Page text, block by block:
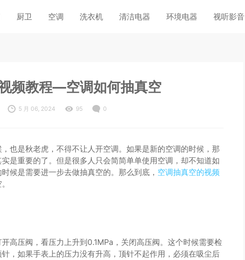
厨卫 空调 洗衣机 清洁电器 环境电器 视听影音
频教程—空调如何抽真空
5 月 06, 2024 95 0
也是秋老虎，不得不让人开空调。如果是新的空调的时候，那
是重要的了。但是很多人只会简简单单使用空调，却不知道如
候是需要进一步去做抽真空的。那么到底， 空调抽真空的视频
高压阀，看压力上升到0.1MPa，关闭高压阀。这个时候需要检
，如果手表上的压力没有升高，顶针不起作用，必须在吸尘后